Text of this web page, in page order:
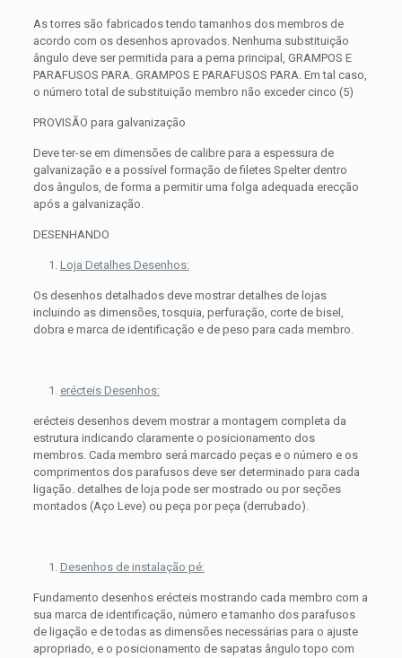
As torres são fabricados tendo tamanhos dos membros de
acordo com os desenhos aprovados. Nenhuma substituição
ângulo deve ser permitida para a perna principal, GRAMPOS E
PARAFUSOS PARA. GRAMPOS E PARAFUSOS PARA. Em tal caso,
o número total de substituição membro não exceder cinco (5)
PROVISÃO para galvanização
Deve ter-se em dimensões de calibre para a espessura de
galvanização e a possível formação de filetes Spelter dentro
dos ângulos, de forma a permitir uma folga adequada erecção
após a galvanização.
DESENHANDO
Loja Detalhes Desenhos:
Os desenhos detalhados deve mostrar detalhes de lojas
incluindo as dimensões, tosquia, perfuração, corte de bisel,
dobra e marca de identificação e de peso para cada membro.
erécteis Desenhos:
erécteis desenhos devem mostrar a montagem completa da
estrutura indicando claramente o posicionamento dos
membros. Cada membro será marcado peças e o número e os
comprimentos dos parafusos deve ser determinado para cada
ligação. detalhes de loja pode ser mostrado ou por seções
montados (Aço Leve) ou peça por peça (derrubado).
Desenhos de instalação pé:
Fundamento desenhos erécteis mostrando cada membro com a
sua marca de identificação, número e tamanho dos parafusos
de ligação e de todas as dimensões necessárias para o ajuste
apropriado, e o posicionamento de sapatas ângulo topo com